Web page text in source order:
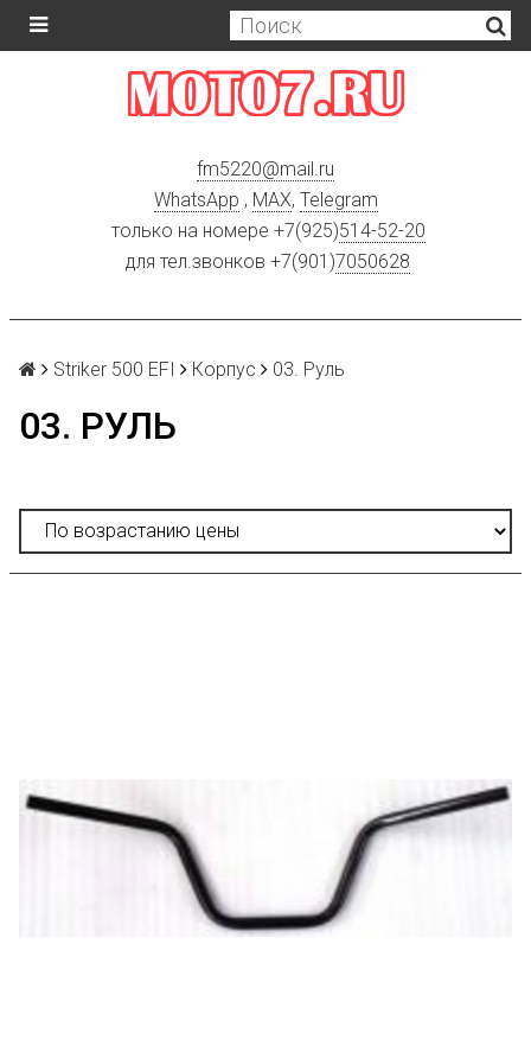
fm5220@mail.ru
WhatsApp , MAX, Telegram
только на номере +7(925)514-52-20
для тел.звонков +7(901)7050628
Striker 500 EFI Корпус 03. Руль
03. РУЛЬ